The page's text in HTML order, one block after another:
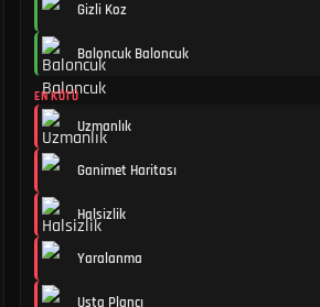
Gizli Koz
Baloncuk Baloncuk
EN KÖTÜ
Uzmanlık
Ganimet Haritası
Halsizlik
Yaralanma
Usta Plancı